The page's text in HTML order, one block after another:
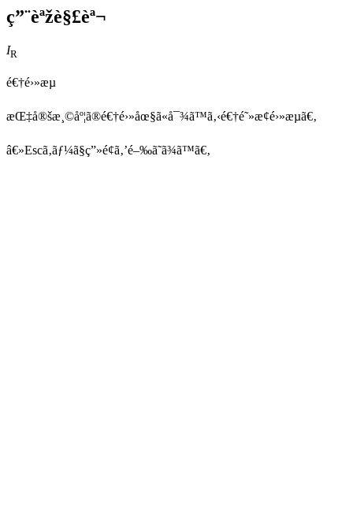
ç”¨èªžè§£èª¬
IR
é€†é›»æµ
æŒ‡å®šæ¸©åº¦ã®é€†é›»åœ§ã«å¯¾ã™ã‚‹é€†é˜»æ­¢é›»æµã€‚
â€»Escã‚­ãƒ¼ã§ç”»é¢ã‚’é–‰ã˜ã¾ã™ã€‚